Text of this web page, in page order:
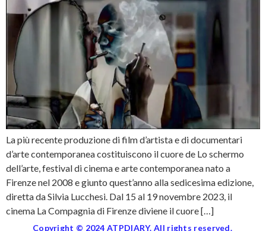
La più recente produzione di film d’artista e di documentari
d’arte contemporanea costituiscono il cuore de Lo schermo
dell’arte, festival di cinema e arte contemporanea nato a
Firenze nel 2008 e giunto quest’anno alla sedicesima edizione,
diretta da Silvia Lucchesi. Dal 15 al 19 novembre 2023, il
cinema La Compagnia di Firenze diviene il cuore […]
Copyright © 2024 ATPDIARY. All rights reserved.